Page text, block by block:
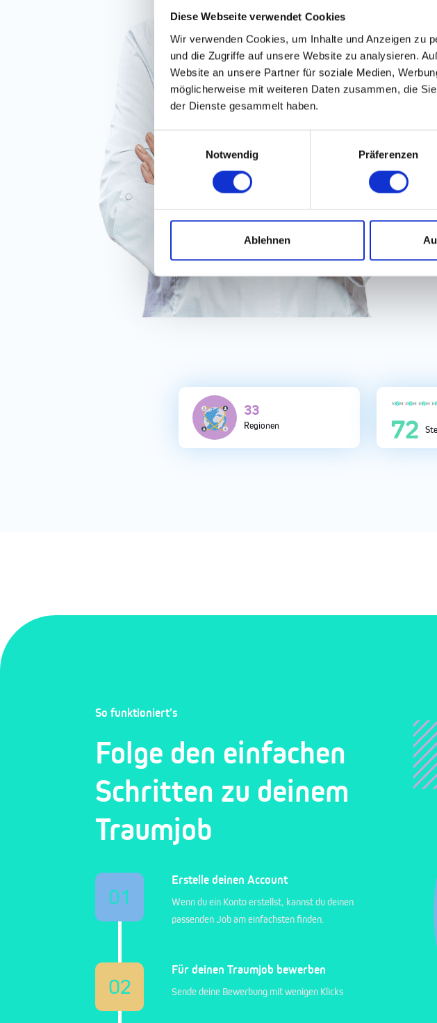
Diese Webseite verwendet Cookies
Wir verwenden Cookies, um Inhalte und Anzeigen zu
und die Zugriffe auf unsere Website zu analysieren.
Website an unsere Partner für soziale Medien,
möglicherweise mit weiteren Daten zusammen, die
der Dienste gesammelt haben.
Einwilligungsauswahl
Notwendig
Präferenzen
Ablehnen
115
Regionen 245
So funktioniert's
Folge den einfachen
Schritten zu deinem
Traumjob
01
Erstelle deinen Account
Wenn du ein Konto erstellst, kannst du deinen
passenden Job am einfachsten finden.
02
Für deinen Traumjob bewerben
Sende deine Bewerbung mit wenigen Klicks